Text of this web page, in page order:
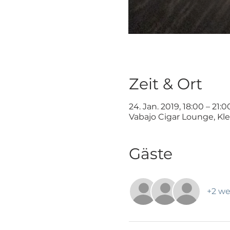
Zeit & Ort
24. Jan. 2019, 18:00 –
Vabajo Cigar Lounge,
Gäste
+2